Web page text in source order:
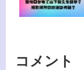
コメント